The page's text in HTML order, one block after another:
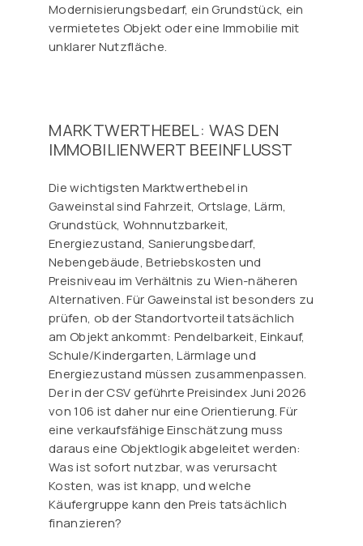
Modernisierungsbedarf, ein Grundstück, ein
vermietetes Objekt oder eine Immobilie mit
unklarer Nutzfläche.
MARKTWERTHEBEL: WAS DEN
IMMOBILIENWERT BEEINFLUSST
Die wichtigsten Marktwerthebel in
Gaweinstal sind Fahrzeit, Ortslage, Lärm,
Grundstück, Wohnnutzbarkeit,
Energiezustand, Sanierungsbedarf,
Nebengebäude, Betriebskosten und
Preisniveau im Verhältnis zu Wien-näheren
Alternativen. Für Gaweinstal ist besonders zu
prüfen, ob der Standortvorteil tatsächlich
am Objekt ankommt: Pendelbarkeit, Einkauf,
Schule/Kindergarten, Lärmlage und
Energiezustand müssen zusammenpassen.
Der in der CSV geführte Preisindex Juni 2026
von 106 ist daher nur eine Orientierung. Für
eine verkaufsfähige Einschätzung muss
daraus eine Objektlogik abgeleitet werden:
Was ist sofort nutzbar, was verursacht
Kosten, was ist knapp, und welche
Käufergruppe kann den Preis tatsächlich
finanzieren?